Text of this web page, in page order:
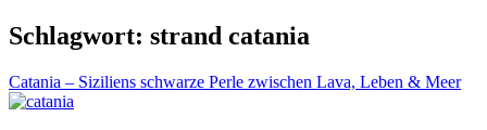
Schlagwort: strand catania
Catania – Siziliens schwarze Perle zwischen Lava, Leben & Meer